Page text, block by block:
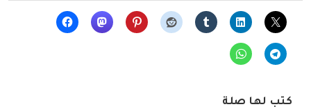
كتب لها صلة